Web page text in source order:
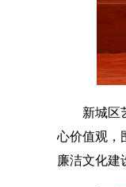
新城区艺
心价值观，
廉洁文化建